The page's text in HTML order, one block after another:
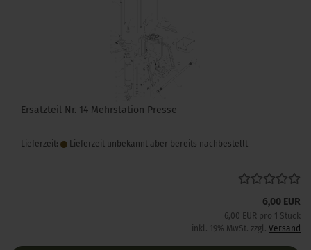
Ersatzteil Nr. 14 Mehrstation Presse
Lieferzeit: Lieferzeit unbekannt aber bereits nachbestellt
6,00 EUR
6,00 EUR pro 1 Stück
inkl. 19% MwSt. zzgl. Versand